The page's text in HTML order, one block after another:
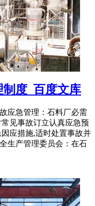
度_百度文库
应急管理：石料厂必需
见事故订立认真应急预
应措施,适时处置事故并
生产管理委员会：在石